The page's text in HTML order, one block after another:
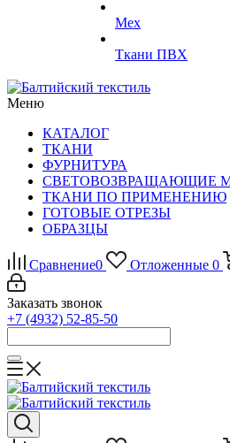
Мех
Ткани ПВХ
Меню
КАТАЛОГ
ТКАНИ
ФУРНИТУРА
СВЕТОВОЗВРАЩАЮЩИЕ
ТКАНИ ПО ПРИМЕНЕНИЮ
ГОТОВЫЕ ОТРЕЗЫ
ОБРАЗЦЫ
Сравнение0 Отложенные 0
Заказать звонок
+7 (4932) 52-85-50